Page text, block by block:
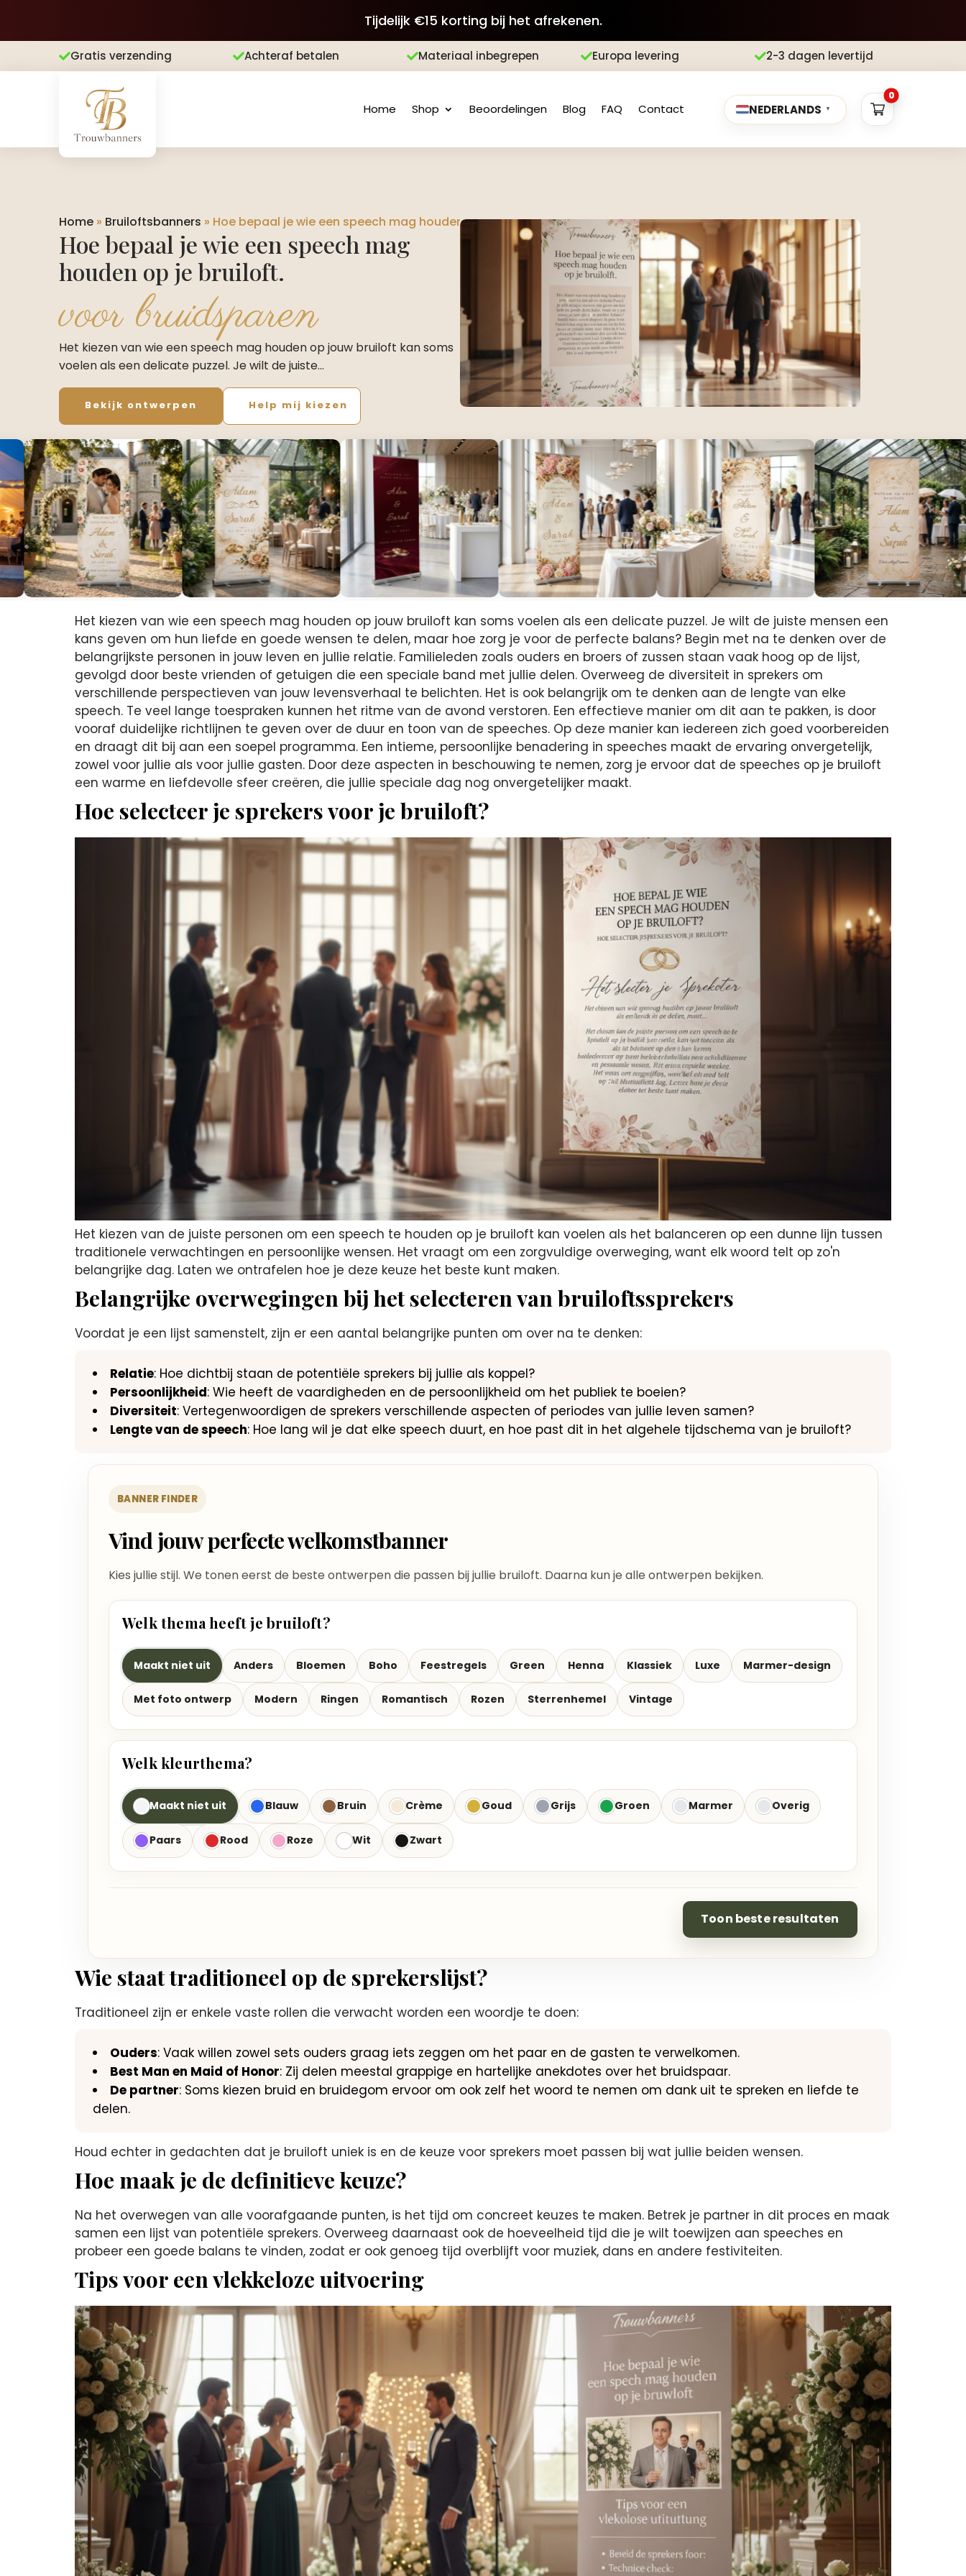
Tijdelijk €15 korting bij het afrekenen.
Gratis verzending Achteraf betalen Materiaal inbegrepen Europa levering 2-3 dagen levertijd
Home Shop Beoordelingen Blog FAQ Contact NEDERLANDS ▼
0
Home » Bruiloftsbanners » Hoe bepaal je wie een speech mag houden op je bruiloft.​
Hoe bepaal je wie een speech mag
houden op je bruiloft.​
voor bruidsparen
Het kiezen van wie een speech mag houden op jouw bruiloft kan soms
voelen als een delicate puzzel. Je wilt de juiste…
Bekijk ontwerpen Help mij kiezen
Het kiezen van wie een speech mag houden op jouw bruiloft kan soms voelen als een delicate puzzel. Je wilt de juiste mensen een
kans geven om hun liefde en goede wensen te delen, maar hoe zorg je voor de perfecte balans? Begin met na te denken over de
belangrijkste personen in jouw leven en jullie relatie. Familieleden zoals ouders en broers of zussen staan vaak hoog op de lijst,
gevolgd door beste vrienden of getuigen die een speciale band met jullie delen. Overweeg de diversiteit in sprekers om
verschillende perspectieven van jouw levensverhaal te belichten. Het is ook belangrijk om te denken aan de lengte van elke
speech. Te veel lange toespraken kunnen het ritme van de avond verstoren. Een effectieve manier om dit aan te pakken, is door
vooraf duidelijke richtlijnen te geven over de duur en toon van de speeches. Op deze manier kan iedereen zich goed voorbereiden
en draagt dit bij aan een soepel programma. Een intieme, persoonlijke benadering in speeches maakt de ervaring onvergetelijk,
zowel voor jullie als voor jullie gasten. Door deze aspecten in beschouwing te nemen, zorg je ervoor dat de speeches op je bruiloft
een warme en liefdevolle sfeer creëren, die jullie speciale dag nog onvergetelijker maakt.
Hoe selecteer je sprekers voor je bruiloft?
Het kiezen van de juiste personen om een speech te houden op je bruiloft kan voelen als het balanceren op een dunne lijn tussen
traditionele verwachtingen en persoonlijke wensen. Het vraagt om een zorgvuldige overweging, want elk woord telt op zo'n
belangrijke dag. Laten we ontrafelen hoe je deze keuze het beste kunt maken.
Belangrijke overwegingen bij het selecteren van bruiloftssprekers
Voordat je een lijst samenstelt, zijn er een aantal belangrijke punten om over na te denken:
Relatie: Hoe dichtbij staan de potentiële sprekers bij jullie als koppel?
Persoonlijkheid: Wie heeft de vaardigheden en de persoonlijkheid om het publiek te boeien?
Diversiteit: Vertegenwoordigen de sprekers verschillende aspecten of periodes van jullie leven samen?
Lengte van de speech: Hoe lang wil je dat elke speech duurt, en hoe past dit in het algehele tijdschema van je bruiloft?
BANNER FINDER
Vind jouw perfecte welkomstbanner
Kies jullie stijl. We tonen eerst de beste ontwerpen die passen bij jullie bruiloft. Daarna kun je alle ontwerpen bekijken.
Welk thema heeft je bruiloft?
Maakt niet uit Anders Bloemen Boho Feestregels Green Henna Klassiek Luxe Marmer-design
Met foto ontwerp Modern Ringen Romantisch Rozen Sterrenhemel Vintage
Welk kleurthema?
Maakt niet uit Blauw Bruin Crème Goud Grijs Groen Marmer Overig
Paars Rood Roze Wit Zwart
Toon beste resultaten
Wie staat traditioneel op de sprekerslijst?
Traditioneel zijn er enkele vaste rollen die verwacht worden een woordje te doen:
Ouders: Vaak willen zowel sets ouders graag iets zeggen om het paar en de gasten te verwelkomen.
Best Man en Maid of Honor: Zij delen meestal grappige en hartelijke anekdotes over het bruidspaar.
De partner: Soms kiezen bruid en bruidegom ervoor om ook zelf het woord te nemen om dank uit te spreken en liefde te
delen.
Houd echter in gedachten dat je bruiloft uniek is en de keuze voor sprekers moet passen bij wat jullie beiden wensen.
Hoe maak je de definitieve keuze?
Na het overwegen van alle voorafgaande punten, is het tijd om concreet keuzes te maken. Betrek je partner in dit proces en maak
samen een lijst van potentiële sprekers. Overweeg daarnaast ook de hoeveelheid tijd die je wilt toewijzen aan speeches en
probeer een goede balans te vinden, zodat er ook genoeg tijd overblijft voor muziek, dans en andere festiviteiten.
Tips voor een vlekkeloze uitvoering